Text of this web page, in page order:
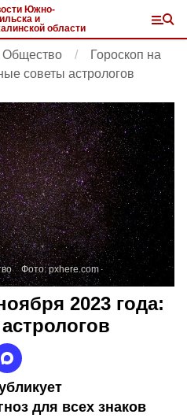
Южно-
и
области
Общество
Гороскоп на
советы астрологов
Фото:pxhere.com
2023 года:
для всех знаков